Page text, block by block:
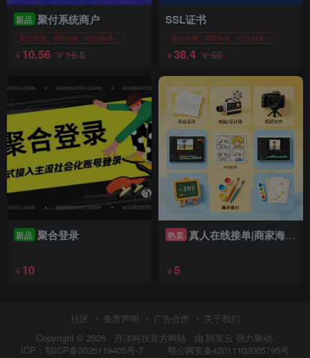
新品 聚付系统商户
新品特惠、限时6折（社区独享）
￥ 10.56 ￥16.5
SSL证书
新品特惠、限时6折（社区独享）
￥38.4 ￥60
新品 聚合登录
￥ 10
热卖 真人在线接单|商家海报/自媒体素材/漫画连载/儿童教具/美术商用素材
￥5
社区 免责声明 广告合作
关于我们
Copyright © 2026 · 丹洋科技官方网站 · 由 阿里云 强力驱动.
ICP： 鄂ICP备2025119405号-7 鄂公网安备42011102005795号